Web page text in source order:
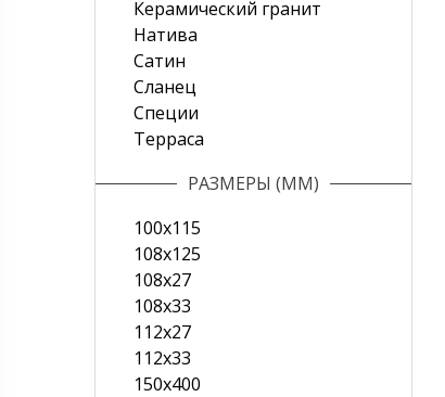
Керамический гранит
Натива
Сатин
Сланец
Специи
Терраса
РАЗМЕРЫ (ММ)
100x115
108x125
108х27
108х33
112х27
112х33
150х400